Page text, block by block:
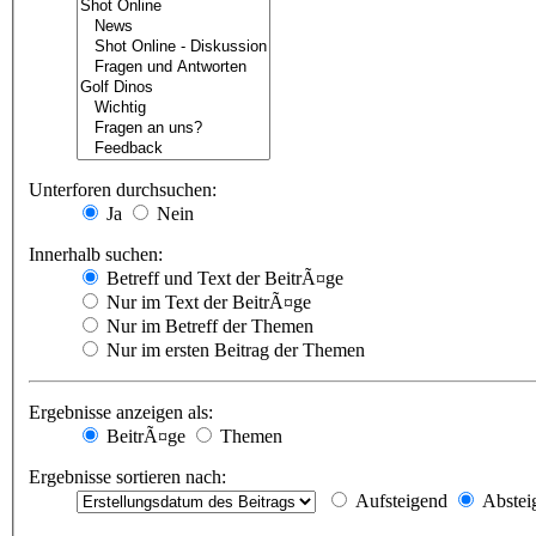
Unterforen durchsuchen:
Ja
Nein
Innerhalb suchen:
Betreff und Text der BeitrÃ¤ge
Nur im Text der BeitrÃ¤ge
Nur im Betreff der Themen
Nur im ersten Beitrag der Themen
Ergebnisse anzeigen als:
BeitrÃ¤ge
Themen
Ergebnisse sortieren nach:
Aufsteigend